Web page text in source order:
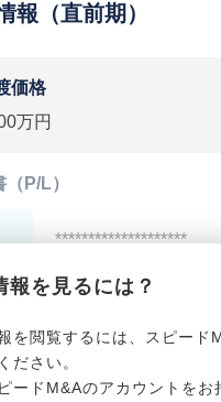
報（直前期）
価格
万円
報を見るには？
を閲覧するには、スピード
ださい。
ードM&Aのアカウントをお
P/L）
********************
********************
（B/S）